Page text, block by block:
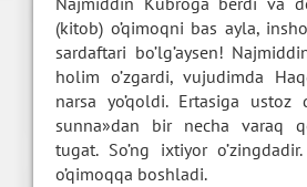
(kitob) o’qimoqni bas ayla,
sardaftari bo’lg’aysen!
holim o’zgardi, vujudimda
narsa yo’qoldi. Ertasiga ustoz
sunna»dan bir necha varaq
tugat. So’ng ixtiyor
o’qimoqqa boshladi.